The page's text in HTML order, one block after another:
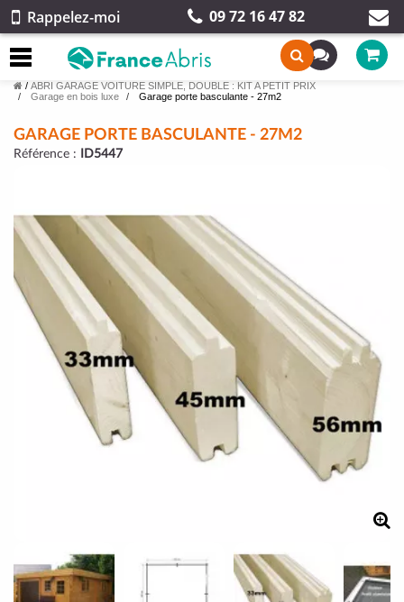
Rappelez-moi 09 72 16 47 82
/ ABRI GARAGE VOITURE SIMPLE, DOUBLE : KIT A PETIT PRIX
Garage en bois luxe
Garage porte basculante - 27m2
GARAGE PORTE BASCULANTE - 27M2
Référence : ID5447